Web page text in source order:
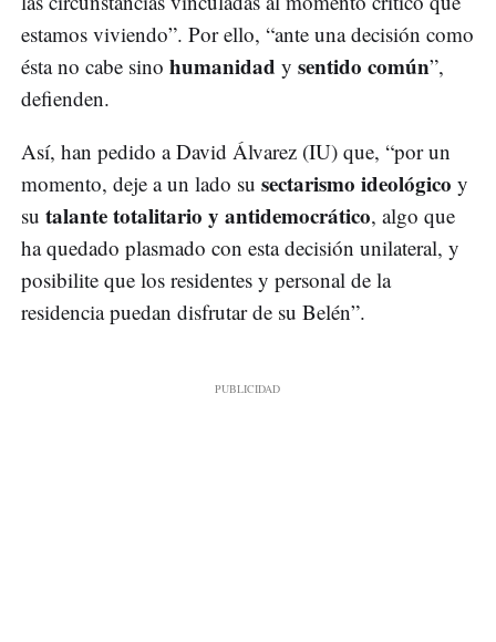
estamos viviendo”. Por ello, “ante una decisión como
ésta no cabe sino humanidad y sentido común”,
defienden.
Así, han pedido a David Álvarez (IU) que, “por un
momento, deje a un lado su sectarismo ideológico y
su talante totalitario y antidemocrático, algo que
ha quedado plasmado con esta decisión unilateral, y
posibilite que los residentes y personal de la
residencia puedan disfrutar de su Belén”.